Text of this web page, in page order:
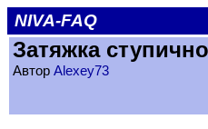
NIVA-FAQ
Затяжка
Автор Alexey73